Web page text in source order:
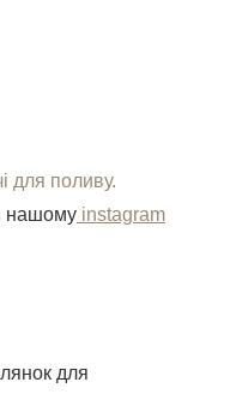
для поливу.
нашому instagram
для